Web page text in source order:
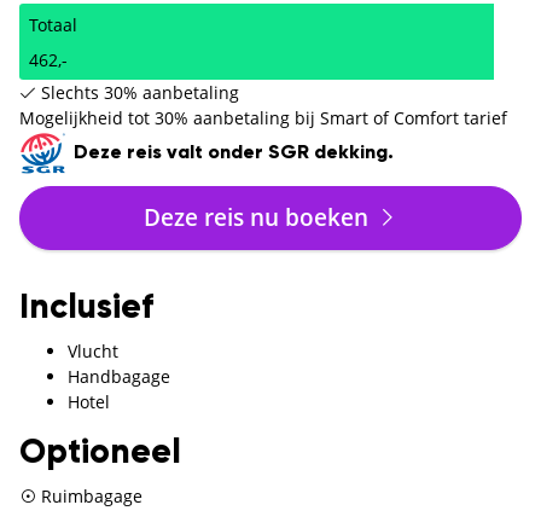
Totaal
462,-
Slechts 30% aanbetaling
Mogelijkheid tot 30% aanbetaling bij Smart of Comfort tarief
Deze reis valt onder SGR dekking.
Deze reis nu boeken
Inclusief
Vlucht
Handbagage
Hotel
Optioneel
Ruimbagage